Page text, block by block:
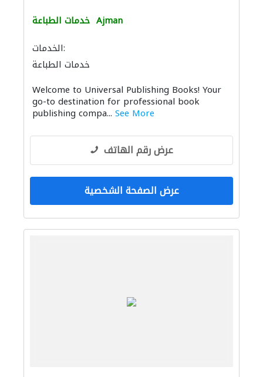
خدمات الطباعة Ajman
الخدمات:
خدمات الطباعة
Welcome to Universal Publishing Books! Your
go-to destination for professional book
publishing compa... See More
عرض رقم الهاتف
عرض الصفحة الشخصية